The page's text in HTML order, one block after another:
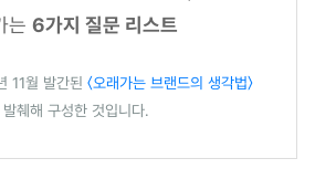
는 6가지 질문 리스트
11월 발간된 〈오래가는 브랜드의 생각법〉
췌해 구성한 것입니다.